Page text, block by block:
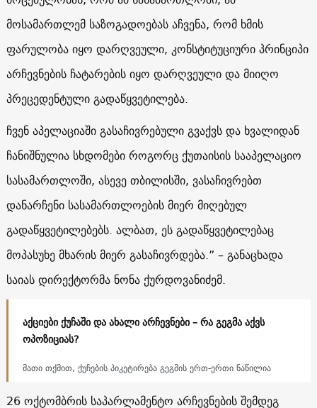
მოსამართლემ საზოგადოებას აჩვენა, რომ ხმის
ფარულობა იყო დარღვეული, კონსტიტუციური პრინციპი
არჩევნების ჩატარების იყო დარღვეული და მიიღო
პრეცედენტული გადაწყვეტილება.
ჩვენ აპელაციაში გასაჩივრებული გვაქვს და ხვალიდან
ჩანიშნულია სხდომები როგორც ქუთაისის სააპელაციო
სასამართლოში, ასევე თბილისში, ვასაჩივრებთ
დანარჩენი სასამართლოების მიერ მიღებულ
გადაწყვეტილებებს. ალბათ, ეს გადაწყვეტილებაც
მოპასუხე მხარის მიერ გასაჩივრდება.” – განაცხადა
საიას დირექტორმა ნონა ქურდოვანიძემ.
აქციები ქუჩაში და ახალი არჩევნები – რა გეგმა აქვს
ოპოზიციას?
მათი თქმით, ქუჩების პიკეტირება გეგმის ერთ-ერთი ნაწილია
26 ოქტომბრის საპარლამენტო არჩევნების შემდეგ